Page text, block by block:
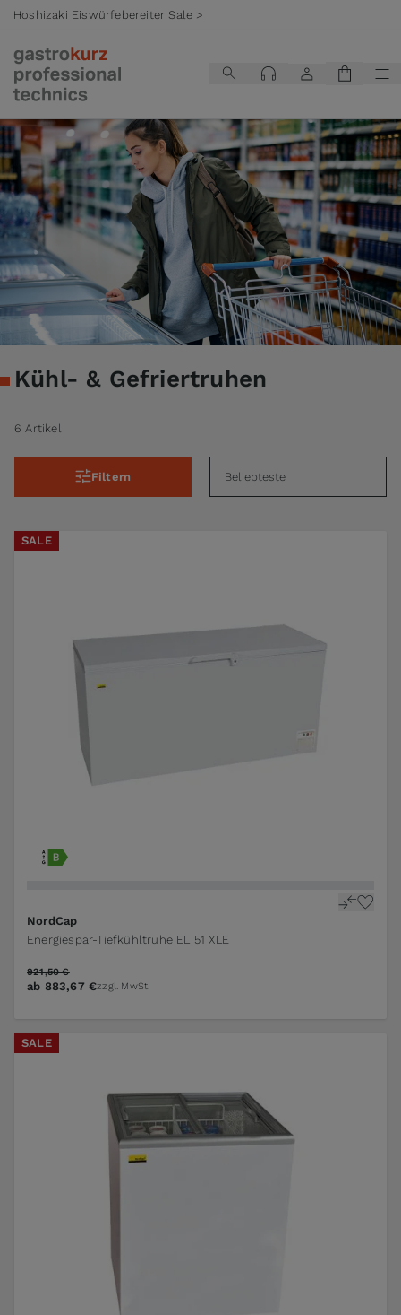
Hoshizaki Eiswürfebereiter Sale >
Kühl- & Gefriertruhen
6 Artikel
Filtern
SALE
NordCap
Energiespar-Tiefkühltruhe EL 51 XLE
ab 883,67 €
921,50 €
zzgl. MwSt.
SALE